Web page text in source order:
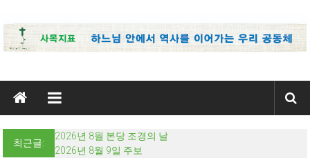
최근글:
2026년 8월 본당 조경의 날
2026년 8월 9일 주보